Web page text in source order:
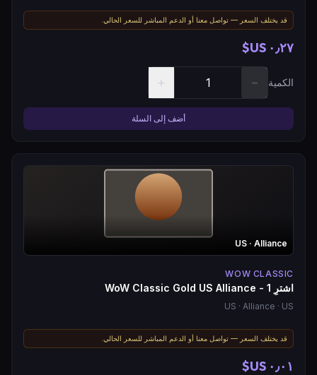
قد يختلف السعر — تواصل معنا أو الدعم المباشر للسعر الحالي.
٠٫٢٧ US$
الكمية −
+
أضف إلى السلة
US · Alliance
WOW CLASSIC
اشترِ WoW Classic Gold US Alliance - 1
US · Alliance · US
قد يختلف السعر — تواصل معنا أو الدعم المباشر للسعر الحالي.
٠٫٠١ US$